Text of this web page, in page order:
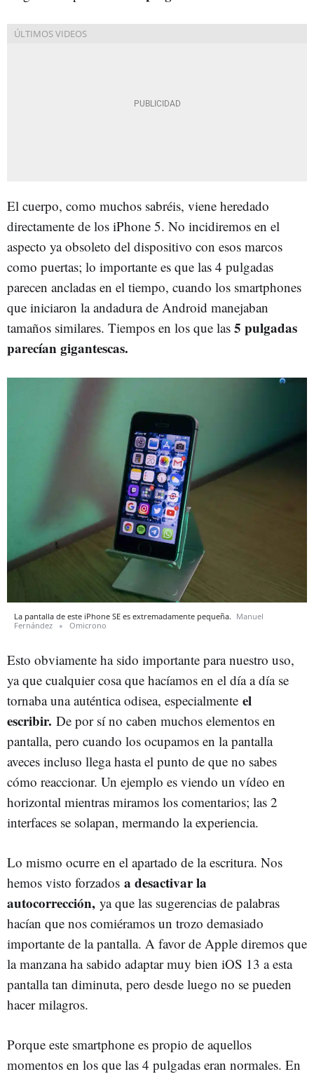
El cuerpo, como muchos sabréis, viene heredado
directamente de los iPhone 5. No incidiremos en el
aspecto ya obsoleto del dispositivo con esos marcos
como puertas; lo importante es que las 4 pulgadas
parecen ancladas en el tiempo, cuando los smartphones
que iniciaron la andadura de Android manejaban
tamaños similares. Tiempos en los que las 5 pulgadas
parecían gigantescas.
La pantalla de este iPhone SE es extremadamente pequeña. Manuel
Fernández
Omicrono
Esto obviamente ha sido importante para nuestro uso,
ya que cualquier cosa que hacíamos en el día a día se
tornaba una auténtica odisea, especialmente el
escribir. De por sí no caben muchos elementos en
pantalla, pero cuando los ocupamos en la pantalla
aveces incluso llega hasta el punto de que no sabes
cómo reaccionar. Un ejemplo es viendo un vídeo en
horizontal mientras miramos los comentarios; las 2
interfaces se solapan, mermando la experiencia.
Lo mismo ocurre en el apartado de la escritura. Nos
hemos visto forzados a desactivar la
autocorrección, ya que las sugerencias de palabras
hacían que nos comiéramos un trozo demasiado
importante de la pantalla. A favor de Apple diremos que
la manzana ha sabido adaptar muy bien iOS 13 a esta
pantalla tan diminuta, pero desde luego no se pueden
hacer milagros.
Porque este smartphone es propio de aquellos
momentos en los que las 4 pulgadas eran normales. En